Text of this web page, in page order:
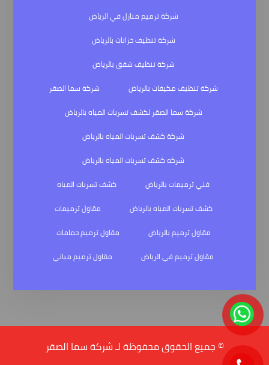
شركة ترميم منازل في الرياض
شركة تنظيف خزانات بالرياض
شركة تنظيف شقق بالرياض
شركة تنظيف مكيفات بالرياض
شركة سما الصقر
شركة سما الصقر لكشف تسربات المياه بالرياض
شركة كشف تسربات المياه بالرياض
شركه كشف تسربات المياه بالرياض
فني ترميمات بالرياض
كشف تسربات المياه
كشف تسربات المياه بالرياض
مقاول ترميمات
مقاول ترميم بالرياض
مقاول ترميم حمامات
مقاول ترميم في الرياض
مقاول ترميم مباني
© جميع الحقوق محفوظة لـ شركة سما الصقر